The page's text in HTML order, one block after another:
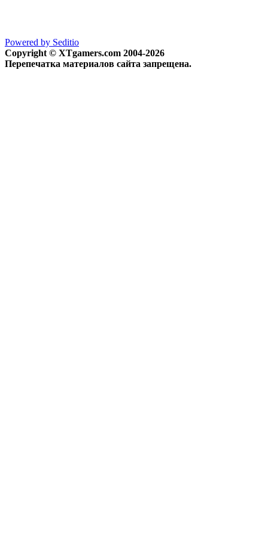
Powered by Seditio
Copyright © XTgamers.com 2004-2026
Перепечатка материалов сайта запрещена.